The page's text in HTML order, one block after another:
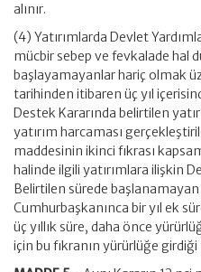
alınır.
(4) Yatırımlarda Devlet
mücbir sebep ve fevkalade hal
başlayamayanlar hariç olmak
tarihinden itibaren üç yıl
Destek Kararında belirtilen
yatırım harcaması
maddesinin ikinci fıkrası
halinde ilgili yatırımlara ilişkin
Belirtilen sürede başlanamayan
Cumhurbaşkanınca bir yıl ek
üç yıllık süre, daha önce
için bu fıkranın yürürlüğe